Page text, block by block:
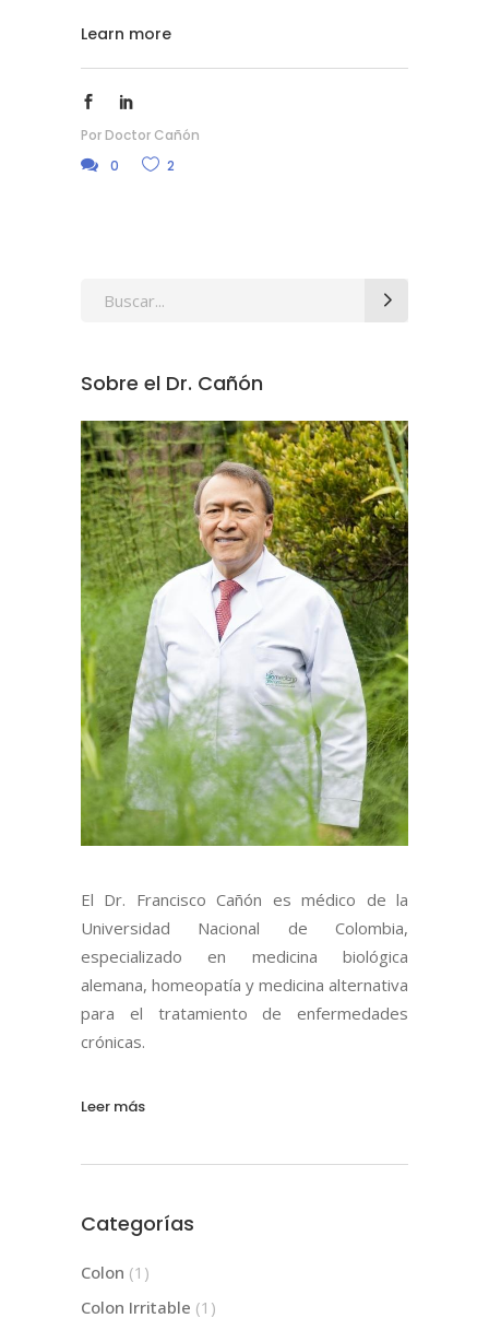
Learn more
Por Doctor Cañón
0
2
Search
Sobre el Dr. Cañón
El Dr. Francisco Cañón es médico de la
Universidad Nacional de Colombia,
especializado en medicina biológica
alemana, homeopatía y medicina alternativa
para el tratamiento de enfermedades
crónicas.
Leer más
Categorías
Colon (1)
Colon Irritable (1)